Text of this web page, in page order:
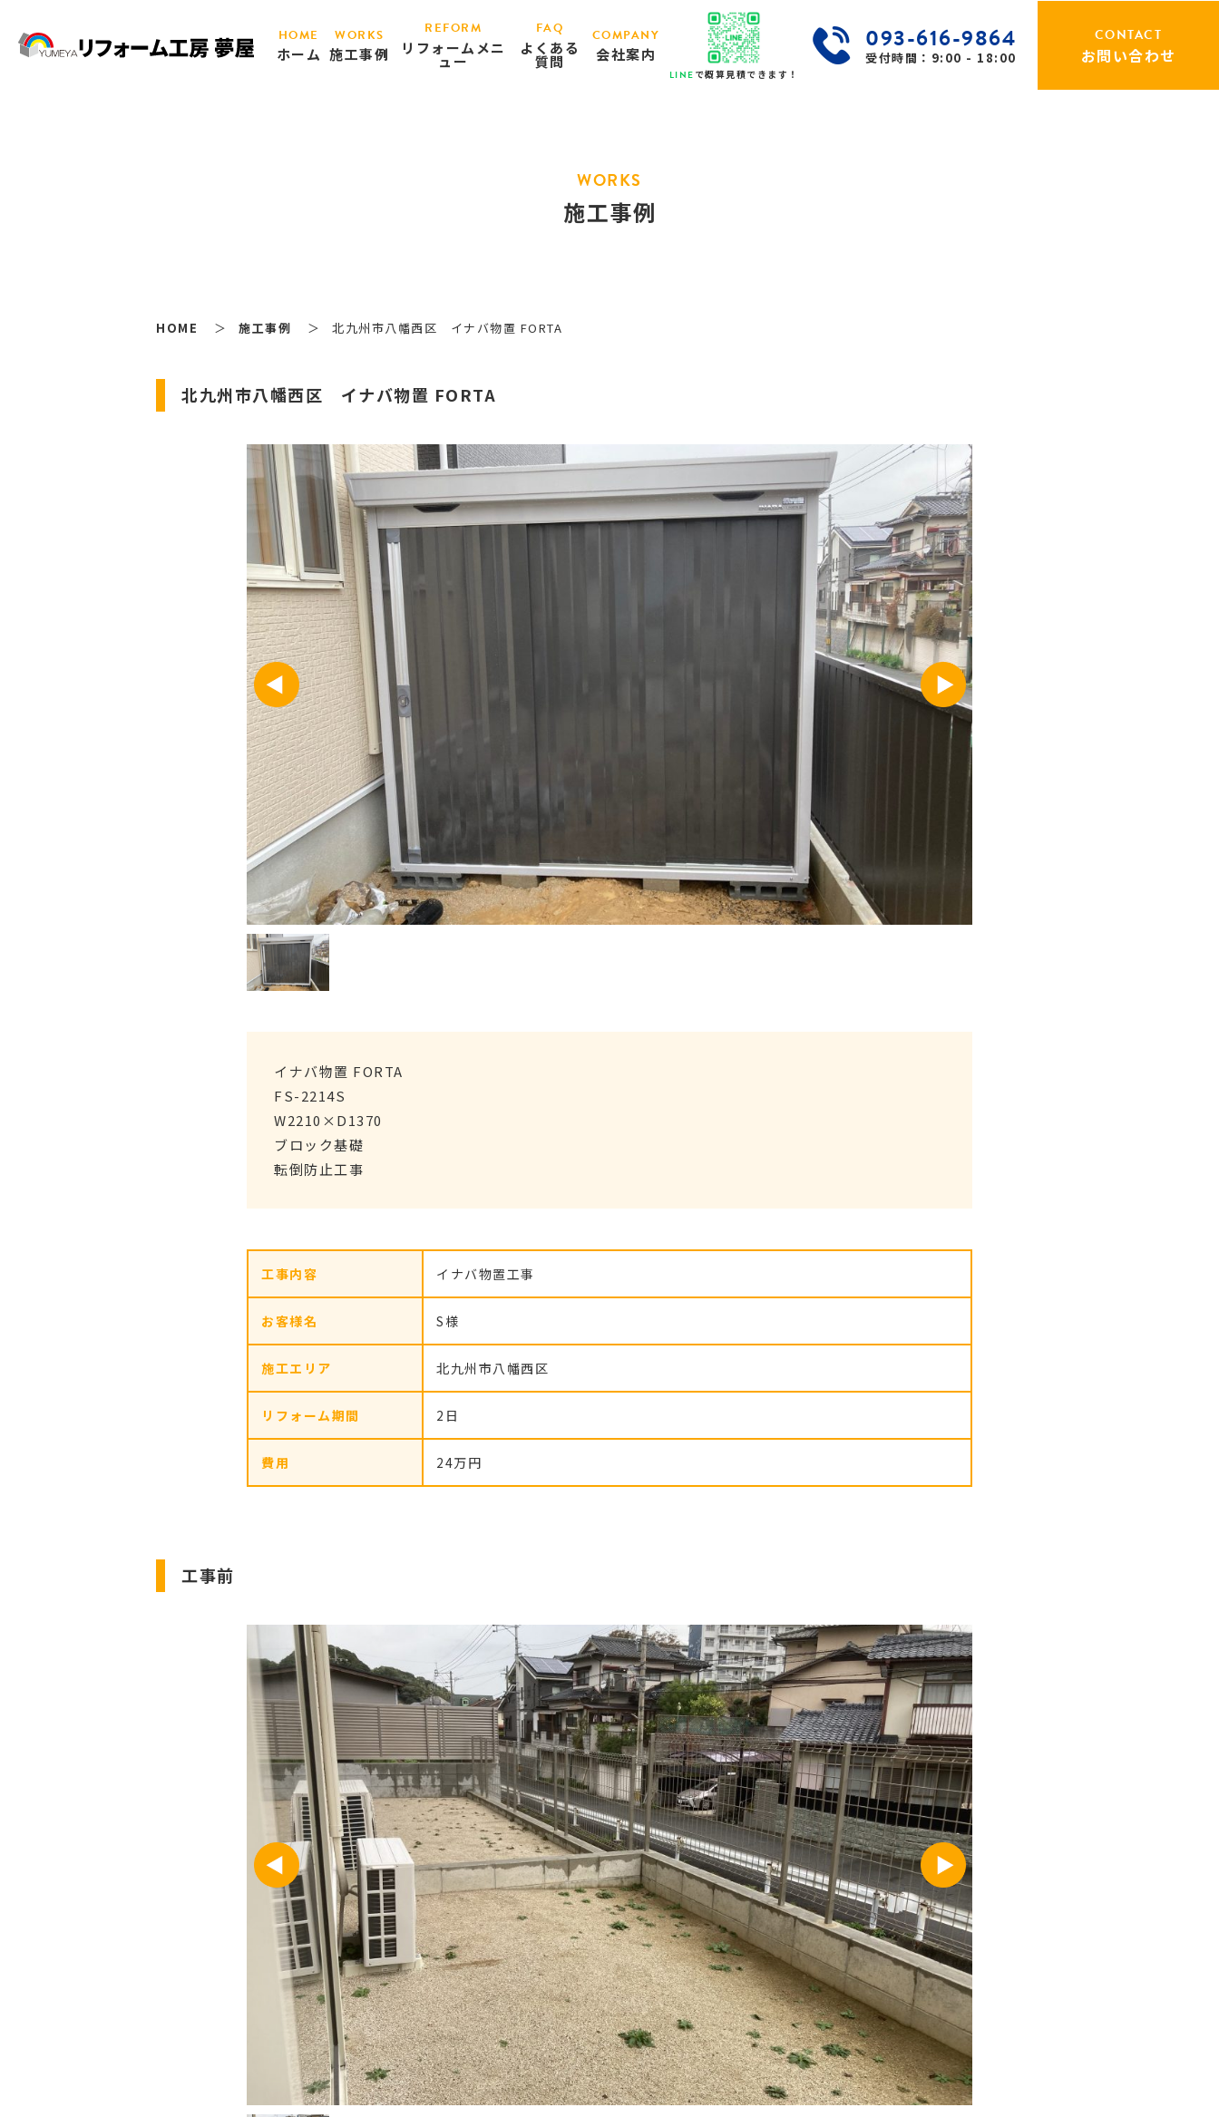
HOME
ホーム
WORKS
施工事例
REFORM
リフォームメニ
ュー
FAQ
よくある
質問
COMPANY
会社案内
LINE で概算見積できます！
093-616-9864
受付時間：9:00 - 18:00
CONTACT
お問い合わせ
WORKS
施工事例
HOME 施工事例 北九州市八幡西区 イナバ物置 FORTA
北九州市八幡西区 イナバ物置 FORTA
イナバ物置 FORTA
FS-2214S
W2210×D1370
ブロック基礎
転倒防止工事
工事内容 イナバ物置工事
お客様名 S様
施工エリア 北九州市八幡西区
リフォーム期間 2日
費用 24万円
工事前